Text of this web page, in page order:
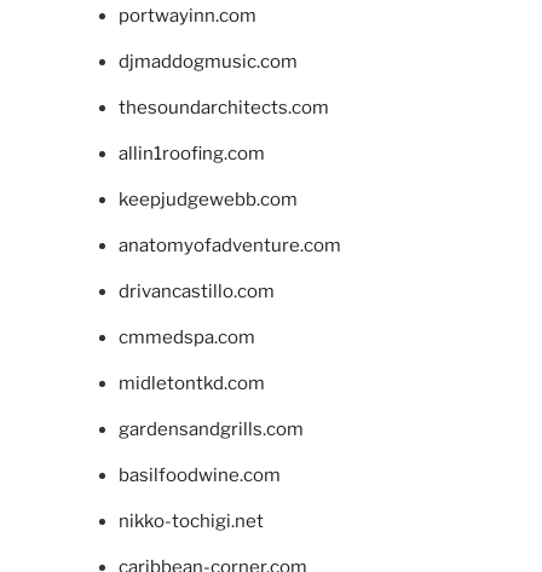
portwayinn.com
djmaddogmusic.com
thesoundarchitects.com
allin1roofing.com
keepjudgewebb.com
anatomyofadventure.com
drivancastillo.com
cmmedspa.com
midletontkd.com
gardensandgrills.com
basilfoodwine.com
nikko-tochigi.net
caribbean-corner.com